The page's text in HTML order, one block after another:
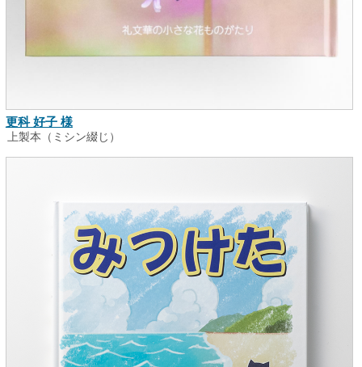
更科 好子 様
上製本（ミシン綴じ）